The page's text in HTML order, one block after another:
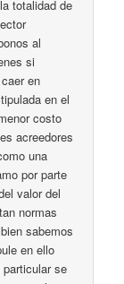
totalidad de
al
si
en
en el
costo
acreedores
una
por parte
valor del
normas
sabemos
en ello
se